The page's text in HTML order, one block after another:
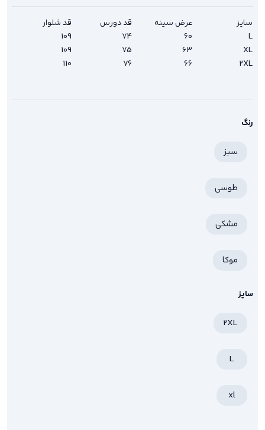
سایز عرض سینه قد دورس
قد شلوار
L
60
74
109
XL
63
75
109
2XL
66
76
110
رنگ
سبز
طوسی
مشکی
موکا
سایز
2XL
L
xl